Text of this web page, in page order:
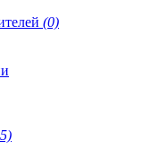
(0)